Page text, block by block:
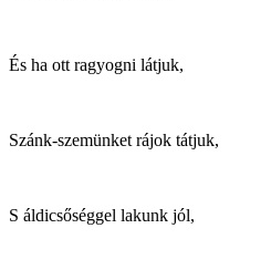
És ha ott ragyogni látjuk,
Szánk-szemünket rájok tátjuk,
S áldicsőséggel lakunk jól,